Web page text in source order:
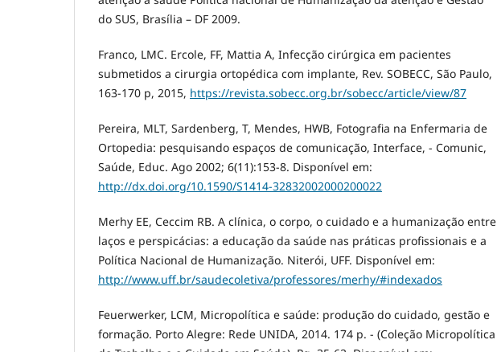
do SUS, Brasília – DF 2009.
Franco, LMC. Ercole, FF, Mattia A, Infecção cirúrgica em pacientes
submetidos a cirurgia ortopédica com implante, Rev. SOBECC, São Paulo,
163-170 p, 2015, https://revista.sobecc.org.br/sobecc/article/view/87
Pereira, MLT, Sardenberg, T, Mendes, HWB, Fotografia na Enfermaria de
Ortopedia: pesquisando espaços de comunicação, Interface, - Comunic,
Saúde, Educ. Ago 2002; 6(11):153-8. Disponível em:
http://dx.doi.org/10.1590/S1414-32832002000200022
Merhy EE, Ceccim RB. A clínica, o corpo, o cuidado e a humanização entre
laços e perspicácias: a educação da saúde nas práticas profissionais e a
Política Nacional de Humanização. Niterói, UFF. Disponível em:
http://www.uff.br/saudecoletiva/professores/merhy/#indexados
Feuerwerker, LCM, Micropolítica e saúde: produção do cuidado, gestão e
formação. Porto Alegre: Rede UNIDA, 2014. 174 p. - (Coleção Micropolítica